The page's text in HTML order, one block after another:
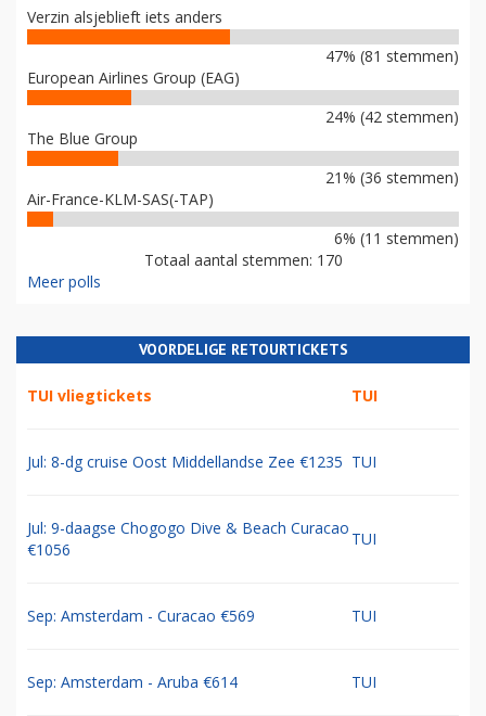
Verzin alsjeblieft iets anders
47% (81 stemmen)
European Airlines Group (EAG)
24% (42 stemmen)
The Blue Group
21% (36 stemmen)
Air-France-KLM-SAS(-TAP)
6% (11 stemmen)
Totaal aantal stemmen: 170
Meer polls
VOORDELIGE RETOURTICKETS
TUI vliegtickets TUI
Jul: 8-dg cruise Oost Middellandse Zee €1235 TUI
Jul: 9-daagse Chogogo Dive & Beach Curacao
€1056
TUI
Sep: Amsterdam - Curacao €569 TUI
Sep: Amsterdam - Aruba €614 TUI